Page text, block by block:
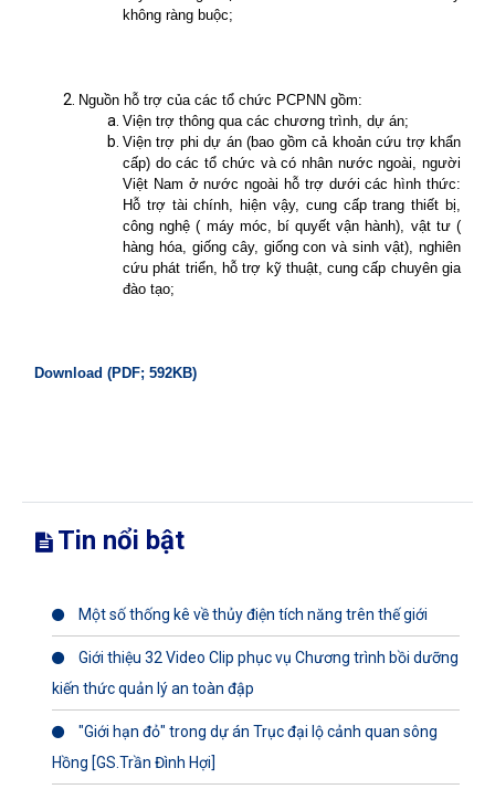
không ràng buộc;
Nguồn hỗ trợ của các tổ chức PCPNN gồm:
Viện trợ thông qua các chương trình, dự án;
Viện trợ phi dự án (bao gồm cả khoản cứu trợ khẩn
cấp) do các tổ chức và có nhân nước ngoài, người
Việt Nam ở nước ngoài hỗ trợ dưới các hình thức:
Hỗ trợ tài chính, hiện vậy, cung cấp trang thiết bị,
công nghệ ( máy móc, bí quyết vận hành), vật tư (
hàng hóa, giống cây, giống con và sinh vật), nghiên
cứu phát triển, hỗ trợ kỹ thuật, cung cấp chuyên gia
đào tạo;
Download (PDF; 592KB)
Tin nổi bật
Một số thống kê về thủy điện tích năng trên thế giới
Giới thiệu 32 Video Clip phục vụ Chương trình bồi dưỡng
kiến thức quản lý an toàn đập
"Giới hạn đỏ" trong dự án Trục đại lộ cảnh quan sông
Hồng [GS.Trần Đình Hợi]